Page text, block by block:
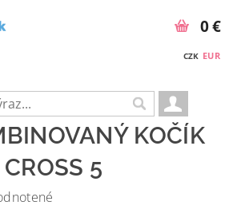
CZK EUR
0 €
KOČÍK
5